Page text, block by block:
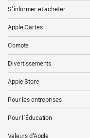
S’informer et acheter
Apple Cartes
Compte
Divertissements
Apple Store
Pour les entreprises
Pour l’Éducation
Valeurs d’Apple